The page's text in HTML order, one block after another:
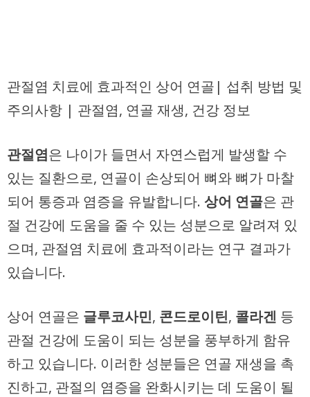
관절염 치료에 효과적인 상어 연골| 섭취 방법 및
주의사항 | 관절염, 연골 재생, 건강 정보
관절염은 나이가 들면서 자연스럽게 발생할 수
있는 질환으로, 연골이 손상되어 뼈와 뼈가 마찰
되어 통증과 염증을 유발합니다. 상어 연골은 관
절 건강에 도움을 줄 수 있는 성분으로 알려져 있
으며, 관절염 치료에 효과적이라는 연구 결과가
있습니다.
상어 연골은 글루코사민, 콘드로이틴, 콜라겐 등
관절 건강에 도움이 되는 성분을 풍부하게 함유
하고 있습니다. 이러한 성분들은 연골 재생을 촉
진하고, 관절의 염증을 완화시키는 데 도움이 될